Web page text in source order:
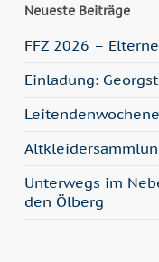
Neueste Beiträge
FFZ 2026 –
Einladung:
Unterwegs im
den Ölberg